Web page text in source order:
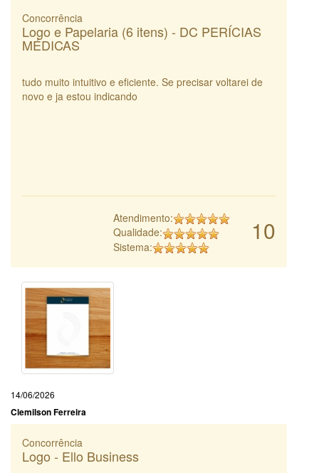
Concorrência
Logo e Papelaria (6 itens) - DC PERÍCIAS
MÉDICAS
tudo muito intuitivo e eficiente. Se precisar voltarei de
novo e ja estou indicando
10
Atendimento:
Qualidade:
Sistema:
14/06/2026
Clemilson Ferreira
Concorrência
Logo - Ello Business